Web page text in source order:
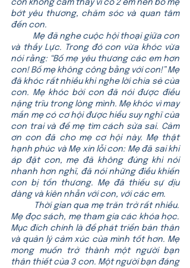
con không cảm thấy vì có 2 em nên bố mẹ
bớt yêu thương, chăm sóc và quan tâm
đến con.
và thầy Lực. Trong đó con vừa khóc vừa
nói rằng: “Bố mẹ yêu thương các em hơn
con! Bố mẹ không công bằng với con!” Mẹ
đã khóc rất nhiều khi nghe lời chia sẻ của
con. Mẹ khóc bởi con đã nói được điều
nặng trĩu trong lòng mình. Mẹ khóc vì may
mắn mẹ có cơ hội được hiểu suy nghĩ của
con trai và để mẹ tìm cách sửa sai. Cảm
ơn con đã cho mẹ cơ hội này. Mẹ thật
hạnh phúc và Mẹ xin lỗi con: Mẹ đã sai khi
áp đặt con, mẹ đã không đúng khi nói
nhanh hơn nghĩ, đã nói những điều khiến
con bị tổn thương. Mẹ đã thiếu sự dịu
dàng và kiên nhẫn với con, với các em.
Mẹ đọc sách, mẹ tham gia các khóa học.
Mục đích chính là để phát triển bản thân
và quản lý cảm xúc của mình tốt hơn. Mẹ
mong muốn trở thành một người bạn
thân thiết của 3 con. Một người bạn đáng